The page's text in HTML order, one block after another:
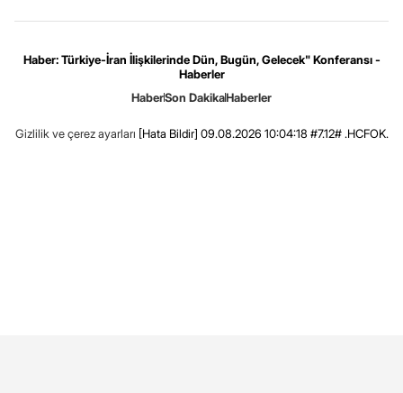
Haber: Türkiye-İran İlişkilerinde Dün, Bugün, Gelecek" Konferansı -
Haberler
HaberSon DakikaHaberler
Gizlilik ve çerez ayarları [Hata Bildir] 09.08.2026 10:04:18 #7.12# .HCFOK.